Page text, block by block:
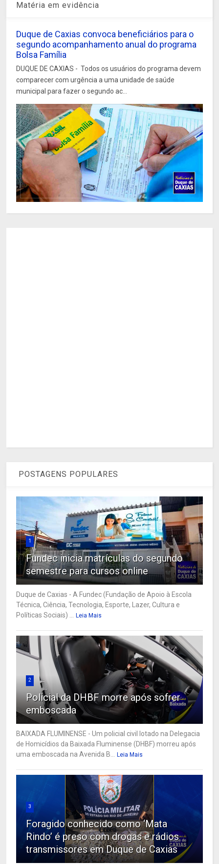
Matéria em evidência
Duque de Caxias convoca beneficiários para o
segundo acompanhamento anual do programa
Bolsa Família
DUQUE DE CAXIAS - Todos os usuários do programa devem
comparecer com urgência a uma unidade de saúde
municipal para fazer o segundo ac...
POSTAGENS POPULARES
1
Fundec inicia matrículas do segundo
semestre para cursos online
Duque de Caxias - A Fundec (Fundação de Apoio à Escola
Técnica, Ciência, Tecnologia, Esporte, Lazer, Cultura e
Políticas Sociais) ...
Leia Mais
2
Policial da DHBF morre após sofrer
emboscada
BAIXADA FLUMINENSE - Um policial civil lotado na Delegacia
de Homicídios da Baixada Fluminense (DHBF) morreu após
uma emboscada na Avenida B...
Leia Mais
3
Foragido conhecido como ‘Mata
Rindo’ é preso com drogas e rádios
transmissores em Duque de Caxias